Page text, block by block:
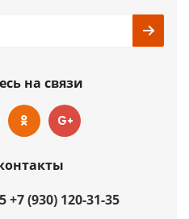
на связи
+7 (930) 120-31-35